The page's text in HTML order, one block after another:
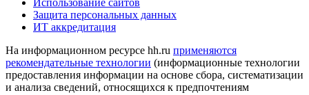
Защита персональных данных
ИТ аккредитация
На информационном ресурсе hh.ru применяются
рекомендательные технологии (информационные технологии
предоставления информации на основе сбора, систематизации
и анализа сведений, относящихся к предпочтениям